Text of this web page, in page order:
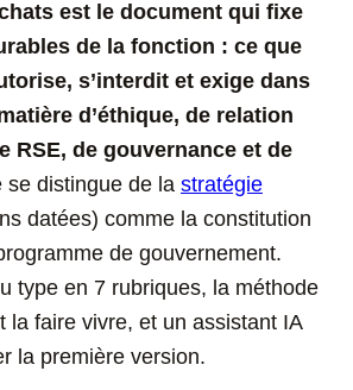
est le document qui fixe
de la fonction : ce que
s’interdit et exige dans
d’éthique, de relation
RSE, de gouvernance et de
se distingue de la stratégie
datées) comme la constitution
de gouvernement.
type en 7 rubriques, la méthode
la faire vivre, et un assistant IA
la première version.